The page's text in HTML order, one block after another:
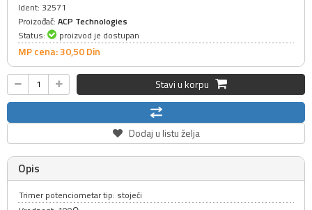
Ident: 32571
Proizođač: ACP Technologies
Status:
proizvod je dostupan
MP cena: 30,50Din
Stavi u korpu
Dodaj u listu želja
Opis
Trimer potenciometar tip: stojeći